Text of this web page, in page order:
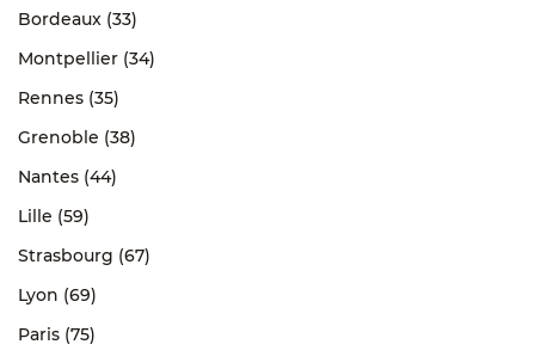
Bordeaux (33)
Montpellier (34)
Rennes (35)
Grenoble (38)
Nantes (44)
Lille (59)
Strasbourg (67)
Lyon (69)
Paris (75)